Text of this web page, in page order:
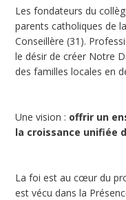
Les fondateurs du
parents catholiques de
Conseillère (31).
le désir de créer Notre
des familles locales en
Une vision : offrir un
la croissance unifiée
La foi est au cœur du
est vécu dans la